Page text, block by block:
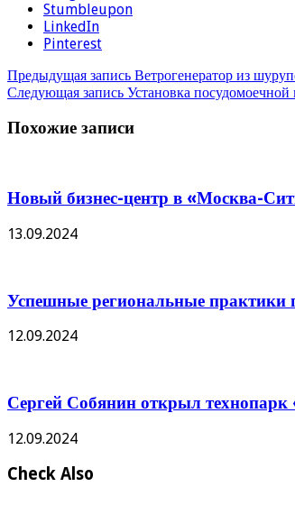
Stumbleupon
LinkedIn
Pinterest
Предыдущая запись Ветрогенератор из
Следующая запись Установка
Похожие записи
Новый бизнес-центр в «Москва-
13.09.2024
Успешные региональные практики
12.09.2024
Сергей Собянин открыл
12.09.2024
Check Also